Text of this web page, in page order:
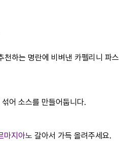
천하는 명란에 비벼낸 카펠리니 파스
어 소스를 만들어둡니다.
마지아노 갈아서 가득 올려주세요.